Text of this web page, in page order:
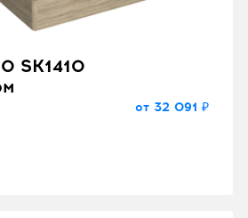
SK1410
от 32 091 ₽